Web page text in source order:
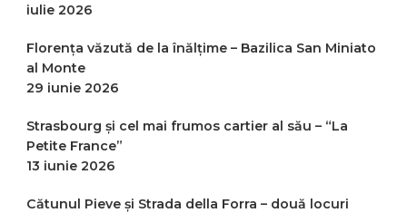
iulie 2026
Florența văzută de la înălțime – Bazilica San Miniato
al Monte
29 iunie 2026
Strasbourg și cel mai frumos cartier al său – “La
Petite France”
13 iunie 2026
Cătunul Pieve și Strada della Forra – două locuri